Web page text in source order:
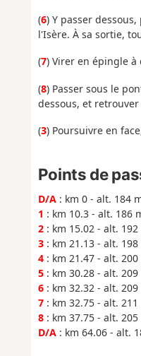
(6) Y passer
l'Isère. À sa sortie,
(7) Virer en épingle à
(8) Passer sous le
dessous, et
(3) Poursuivre en
Points de
D/A: km 0 - alt. 184
1 : km 10.3 - alt. 186
2: km 15.02 - alt. 192
3: km 21.13 - alt.
4: km 21.47 - alt.
5: km 30.28 - alt.
6: km 32.32 - alt.
7: km 32.75 - alt.
8: km 37.75 - alt.
D/A: km 64.06 - alt.